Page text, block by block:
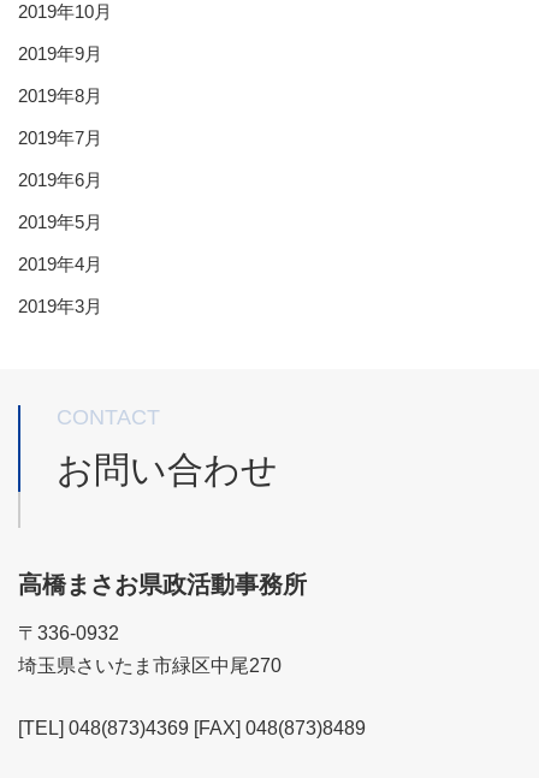
2019年10月
2019年9月
2019年8月
2019年7月
2019年6月
2019年5月
2019年4月
2019年3月
CONTACT
お問い合わせ
高橋まさお県政活動事務所
〒336-0932
埼玉県さいたま市緑区中尾270
[TEL] 048(873)4369 [FAX] 048(873)8489